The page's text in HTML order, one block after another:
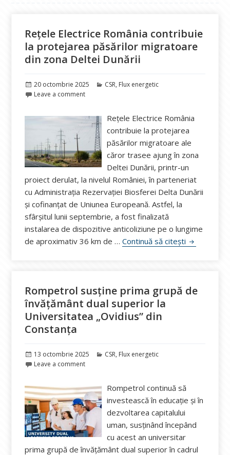
Rețele Electrice România contribuie
la protejarea păsărilor migratoare
din zona Deltei Dunării
Publicat
pe
20 octombrie 2025 Categorii
CSR, Flux energetic
Leave a comment
Rețele Electrice România
contribuie la protejarea
păsărilor migratoare ale
căror trasee ajung în zona
Deltei Dunării, printr-un
proiect derulat, la nivelul României, în parteneriat
cu Administrația Rezervației Biosferei Delta Dunării
și cofinanțat de Uniunea Europeană. Astfel, la
sfârșitul lunii septembrie, a fost finalizată
instalarea de dispozitive anticoliziune pe o lungime
de aproximativ 36 km de …Continuă să citești Rețele
Rompetrol susține prima grupă de
învățământ dual superior la
Universitatea „Ovidius” din
Constanța
Publicat
pe
13 octombrie 2025 Categorii
CSR, Flux energetic
Leave a comment
Rompetrol continuă să
investească în educație și în
dezvoltarea capitalului
uman, susținând începând
cu acest an universitar
prima grupă de învățământ dual superior în cadrul